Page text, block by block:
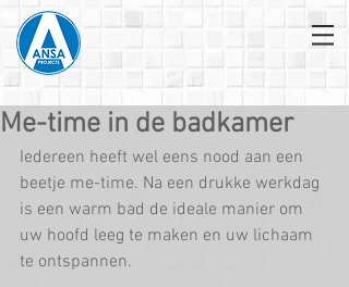
Me-time in de badkamer
Iedereen heeft wel eens nood aan een
beetje me-time. Na een drukke werkdag
is een warm bad de ideale manier om
uw hoofd leeg te maken en uw lichaam
te ontspannen.